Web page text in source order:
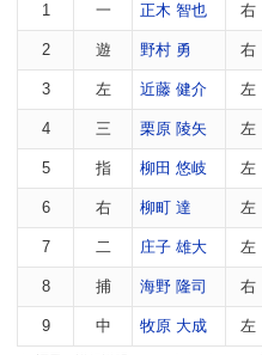
1 一 正木 智也 右
2 遊 野村 勇 右
3 左 近藤 健介 左
4 三 栗原 陵矢 左
5 指 柳田 悠岐 左
6 右 柳町 達 左
7 二 庄子 雄大 左
8 捕 海野 隆司 右
9 中 牧原 大成 左